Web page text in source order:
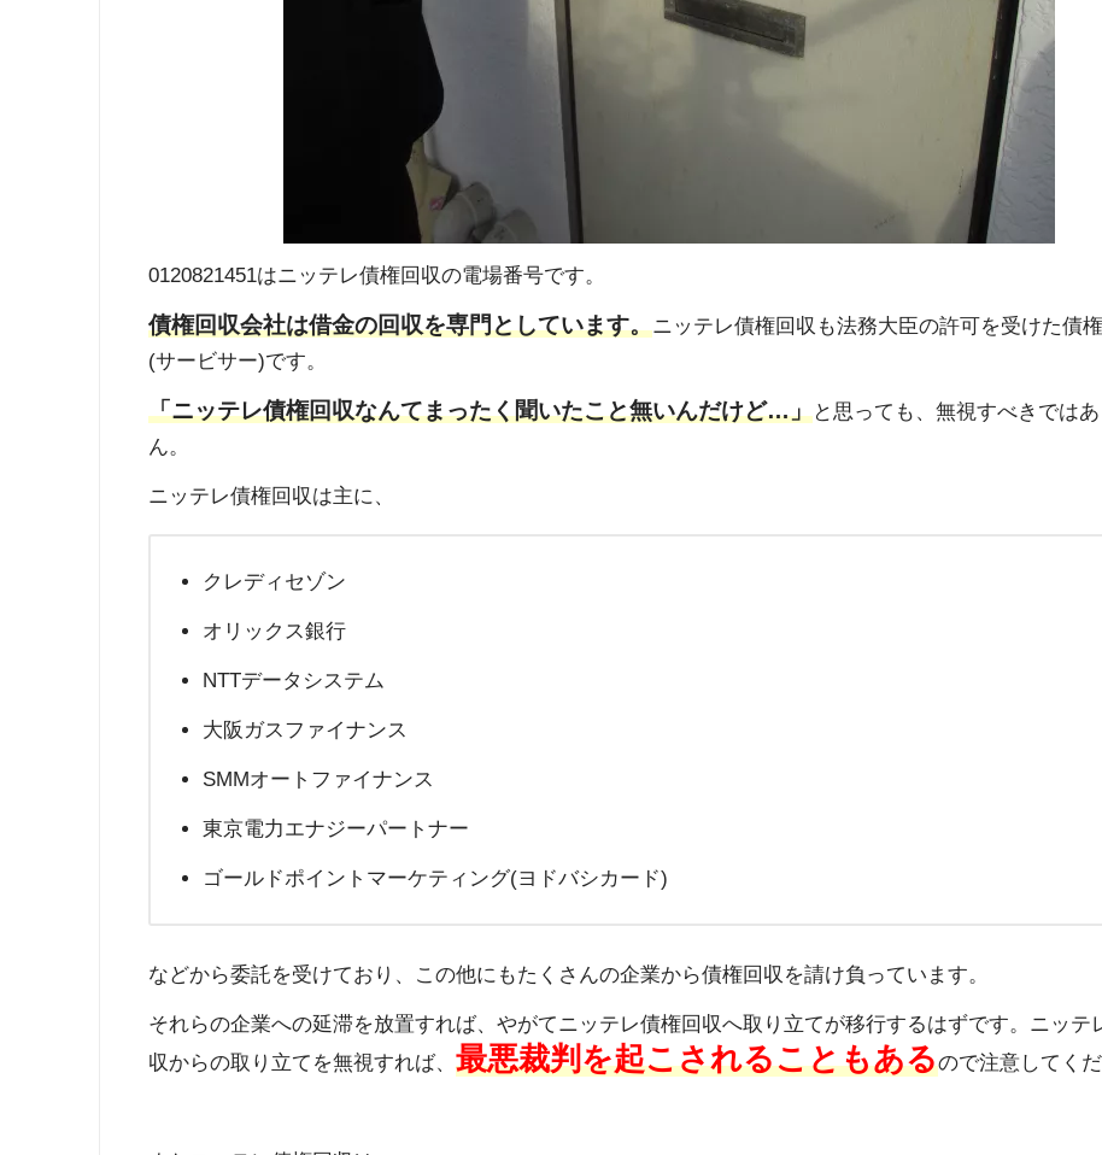
0120821451はニッテレ債権回収の電場番号です。
債権回収会社は借金の回収を専門としています。ニッテレ債権回収も法務大臣の許可を受けた債
(サービサー)です。
「ニッテレ債権回収なんてまったく聞いたこと無いんだけど…」と思っても、無視すべきでは
ん。
ニッテレ債権回収は主に、
クレディセゾン
オリックス銀行
NTTデータシステム
大阪ガスファイナンス
SMMオートファイナンス
東京電力エナジーパートナー
ゴールドポイントマーケティング(ヨドバシカード)
などから委託を受けており、この他にもたくさんの企業から債権回収を請け負っています。
それらの企業への延滞を放置すれば、やがてニッテレ債権回収へ取り立てが移行するはずです。ニッテ
収からの取り立てを無視すれば、 最悪裁判を起こされることもあるので注意してくだ